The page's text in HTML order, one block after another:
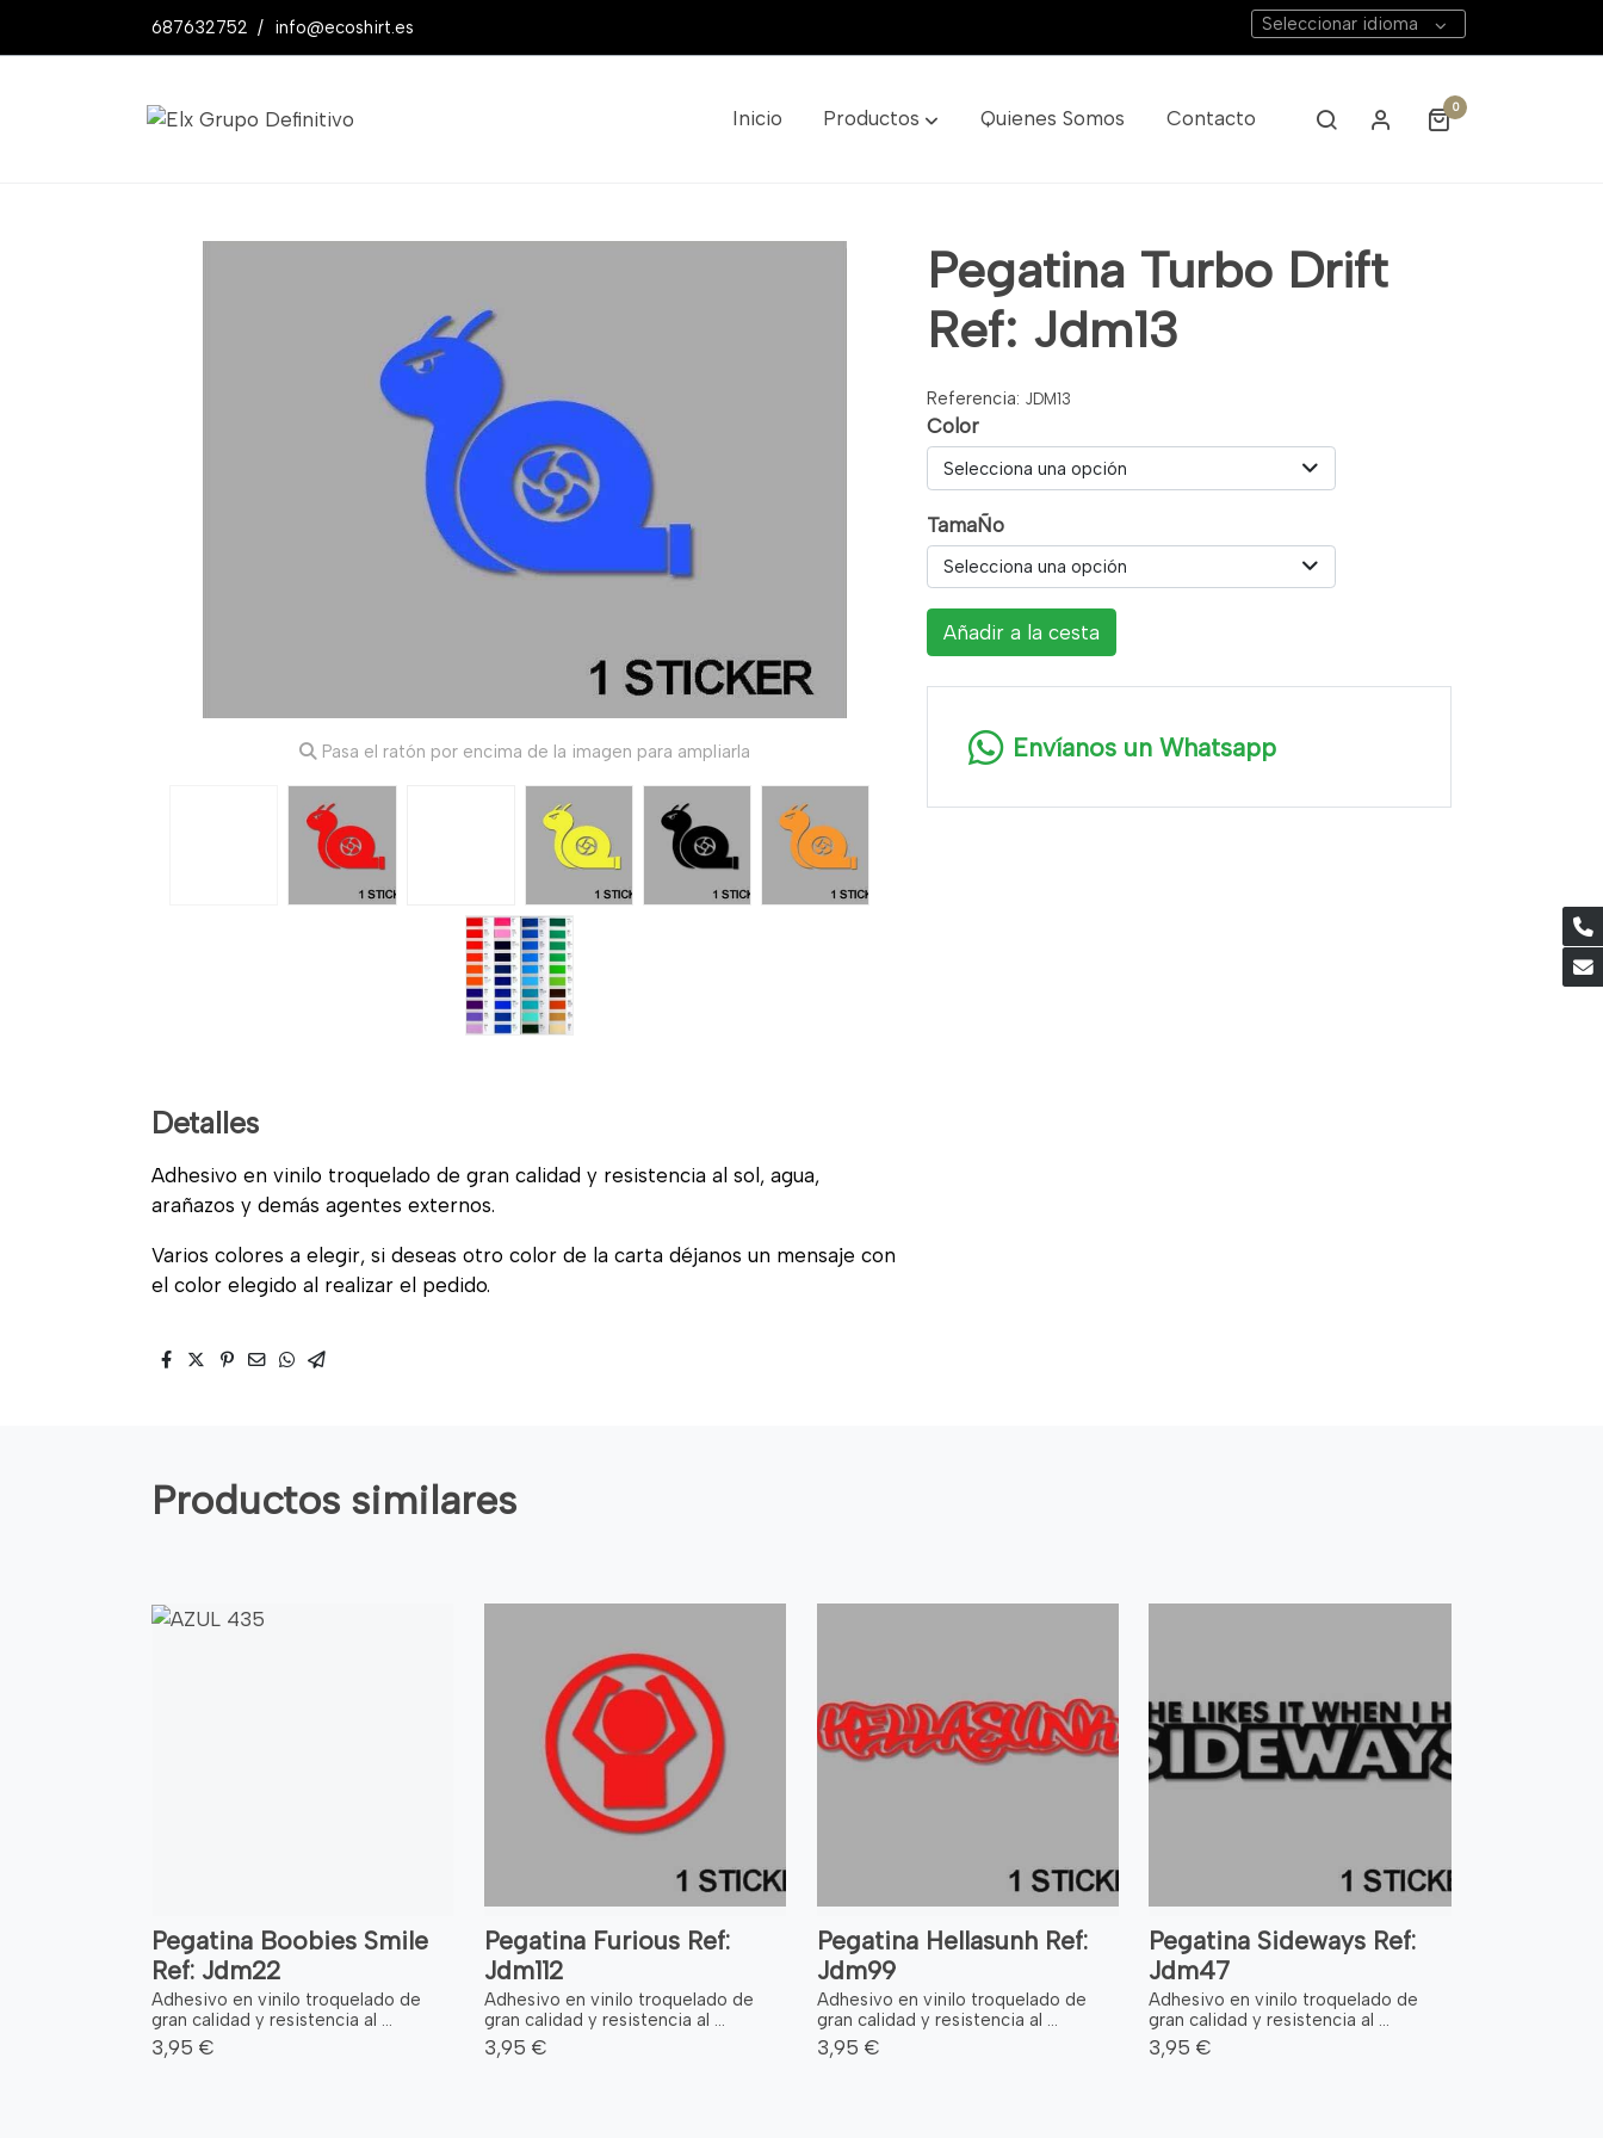
687632752 / info@ecoshirt.es Seleccionar idioma
Inicio Productos Quienes Somos Contacto 0
Pasa el ratón por encima de la imagen para ampliarla
Detalles
Adhesivo en vinilo troquelado de gran calidad y resistencia al sol, agua,
arañazos y demás agentes externos.
Varios colores a elegir, si deseas otro color de la carta déjanos un mensaje con
el color elegido al realizar el pedido.
Pegatina Turbo Drift
Ref: Jdm13
Referencia: JDM13
Color
Selecciona una opción
TamaÑo
Selecciona una opción
Añadir a la cesta
Envíanos un Whatsapp
Productos similares
Pegatina Boobies Smile
Ref: Jdm22
Adhesivo en vinilo troquelado de
gran calidad y resistencia al ...
3,95 €
Pegatina Furious Ref:
Jdm112
Adhesivo en vinilo troquelado de
gran calidad y resistencia al ...
3,95 €
Pegatina Hellasunh Ref:
Jdm99
Adhesivo en vinilo troquelado de
gran calidad y resistencia al ...
3,95 €
Pegatina Sideways Ref:
Jdm47
Adhesivo en vinilo troquelado de
gran calidad y resistencia al ...
3,95 €